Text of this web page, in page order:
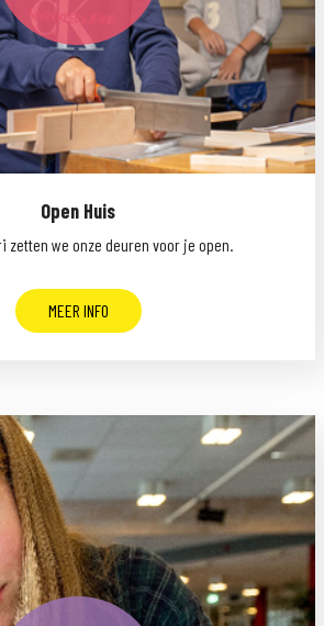
Open Huis
zetten we onze deuren voor je open.
MEER INFO